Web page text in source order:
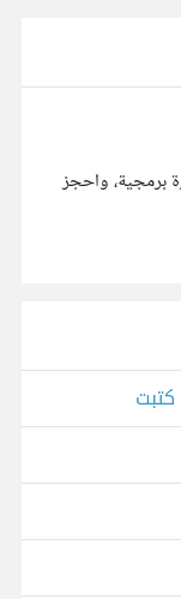
برمجية، واحجز